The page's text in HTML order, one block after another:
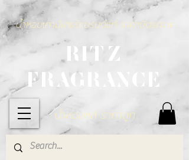
RITZ
FRAGRANCE
น้ำหอมแท้ ราคาถูก
น้ำหอมเคาน์เตอร์แบรนด์แท้ ราคามิตรภาพ